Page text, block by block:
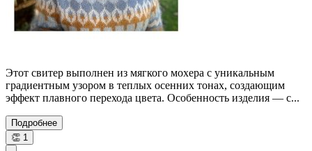
Этот свитер выполнен из мягкого мохера с уникальным
градиентным узором в теплых осенних тонах, создающим
эффект плавного перехода цвета. Особенность изделия — с...
Подробнее
👏 1